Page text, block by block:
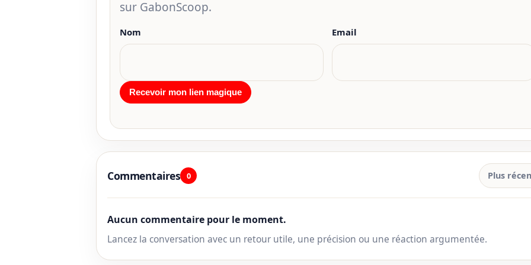
sur GabonScoop.
Nom Email
Commentaires 0 Plus
Aucun commentaire pour le moment.
Lancez la conversation avec un retour utile, une précision ou une réaction argumentée.